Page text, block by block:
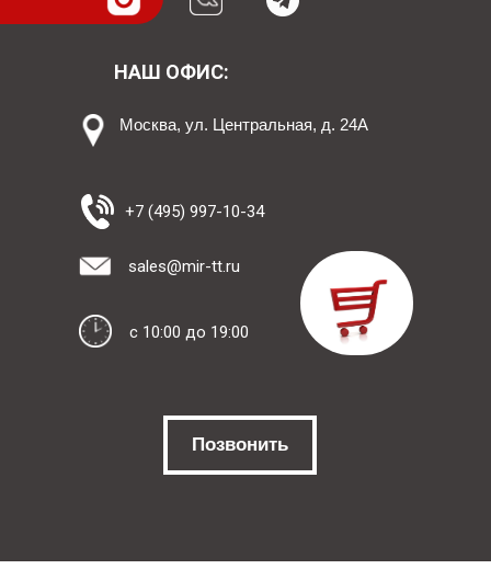
НАШ ОФИС:
Москва, ул. Центральная, д. 24А
+7 (495) 997-10-34
sales@mir-tt.ru
c 10:00 до 19:00
Позвонить